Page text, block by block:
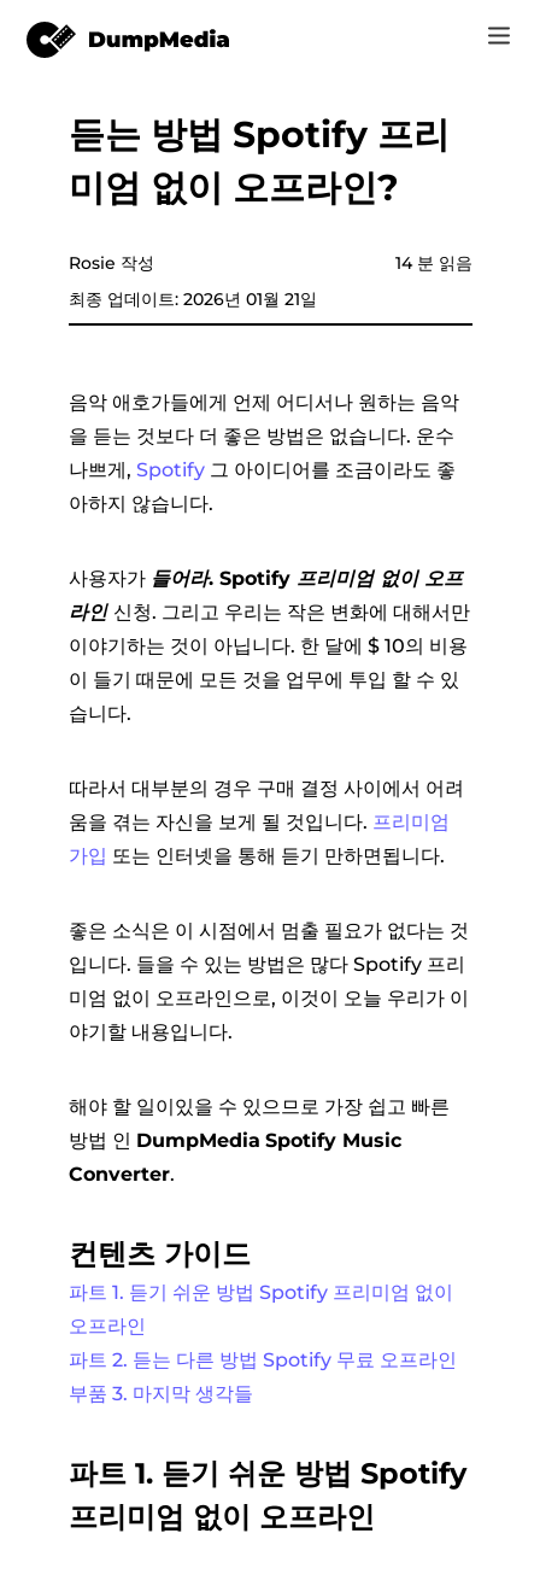
Video
Spotify mp3로
유튜브 뮤직 MP3
애플 뮤직에 MP3
스노에 MP3
스토어
고객 지원
로그인
듣는 방법 Spotify 프리
미엄 없이 오프라인?
Rosie 작성
최종 업데이트: 2026년 01월 21일
14 분 읽음
음악 애호가들에게 언제 어디서나 원하는 음악
을 듣는 것보다 더 좋은 방법은 없습니다. 운수
나쁘게, Spotify그 아이디어를 조금이라도 좋
아하지 않습니다.
사용자가 들어라. Spotify 프리미엄 없이 오프
라인 신청. 그리고 우리는 작은 변화에 대해서만
이야기하는 것이 아닙니다. 한 달에 $ 10의 비용
이 들기 때문에 모든 것을 업무에 투입 할 수 있
습니다.
따라서 대부분의 경우 구매 결정 사이에서 어려
움을 겪는 자신을 보게 될 것입니다. 프리미엄
가입 또는 인터넷을 통해 듣기 만하면됩니다.
좋은 소식은 이 시점에서 멈출 필요가 없다는 것
입니다. 들을 수 있는 방법은 많다 Spotify 프리
미엄 없이 오프라인으로, 이것이 오늘 우리가 이
야기할 내용입니다.
해야 할 일이있을 수 있으므로 가장 쉽고 빠른
방법 인 DumpMedia Spotify Music
Converter.
컨텐츠 가이드
파트 1. 듣기 쉬운 방법 Spotify 프리미엄 없이
오프라인
파트 2. 듣는 다른 방법 Spotify 무료 오프라인
부품 3. 마지막 생각들
파트 1. 듣기 쉬운 방법 Spotify
프리미엄 없이 오프라인